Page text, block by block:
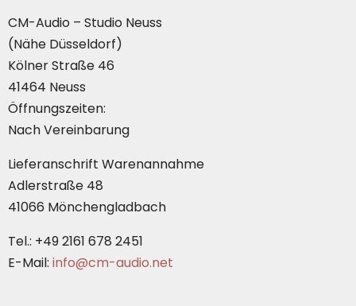
CM-Audio – Studio Neuss
(Nähe Düsseldorf)
Kölner Straße 46
41464 Neuss
Öffnungszeiten:
Nach Vereinbarung
Lieferanschrift Warenannahme
Adlerstraße 48
41066 Mönchengladbach
Tel.: +49 2161 678 2451
E-Mail: info@cm-audio.net